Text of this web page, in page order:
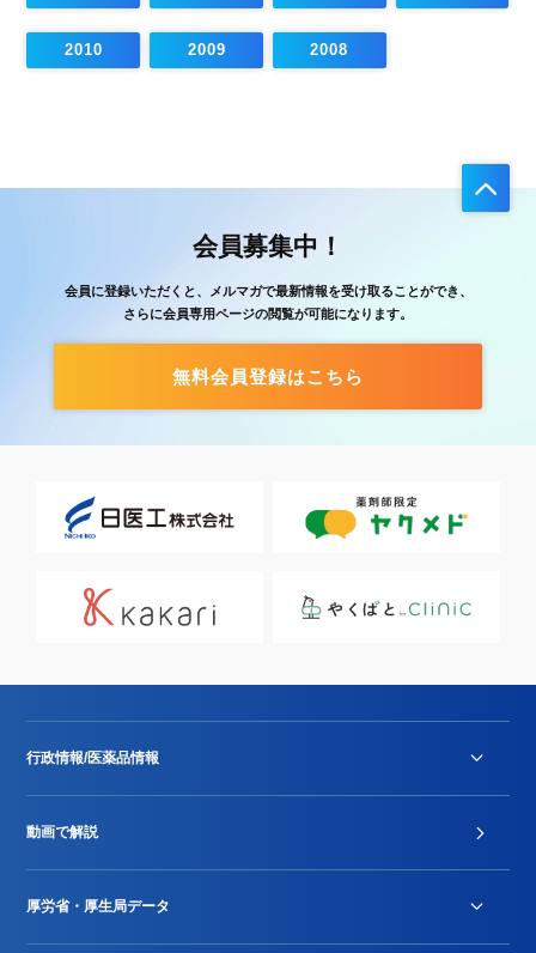
2010 2009 2008
会員募集中！
会員に登録いただくと、メルマガで最新情報を受け取ることができ、
さらに会員専用ページの閲覧が可能になります。
無料会員登録はこちら
行政情報/医薬品情報
Stu-GEレポート
動画で解説
厚労省・厚生局データ